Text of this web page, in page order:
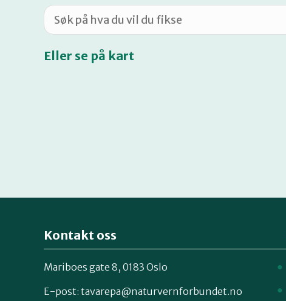
Eller se på kart
Kontakt oss
Mariboes gate 8, 0183 Oslo
E-post: tavarepa@naturvernforbundet.no